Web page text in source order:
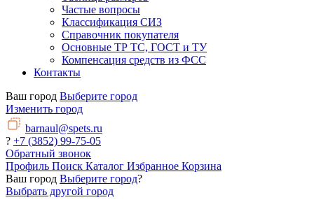
Частые вопросы
Классификация СИЗ
Справочник покупателя
Основные ТР ТС, ГОСТ и ТУ
Компенсация средств из ФСС
Контакты
Ваш город Выберите город
Изменить город
barnaul@spets.ru
? +7 (3852) 99-75-05
Обратный звонок
Профиль Поиск Каталог Избранное Корзина
Ваш город Выберите город?
Выбрать другой город